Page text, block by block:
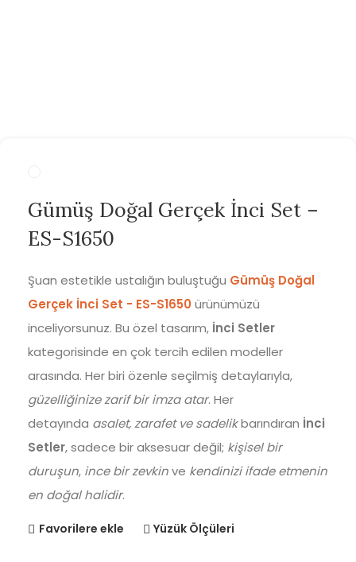
Gümüş Doğal Gerçek İnci Set –
ES-S1650
Şuan estetikle ustalığın buluştuğu Gümüş Doğal
Gerçek İnci Set - ES-S1650ürünümüzü
inceliyorsunuz. Bu özel tasarım, İnci Setler
kategorisinde en çok tercih edilen modeller
arasında. Her biri özenle seçilmiş detaylarıyla,
güzelliğinize zarif bir imza atar. Her
detayında asalet, zarafet ve sadelikbarındıran İnci
Setler, sadece bir aksesuar değil; kişisel bir
duruşun, ince bir zevkinve kendinizi ifade etmenin
en doğal halidir.
Favorilere ekle Yüzük Ölçüleri